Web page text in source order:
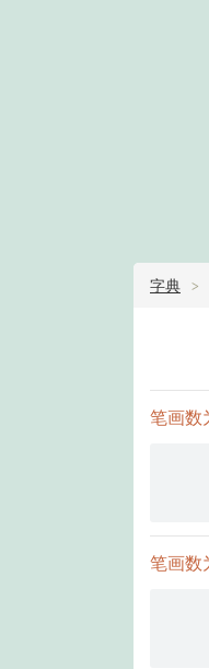
字典
笔画数
笔画数